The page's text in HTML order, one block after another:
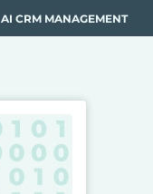
AI CRM MANAGEMENT